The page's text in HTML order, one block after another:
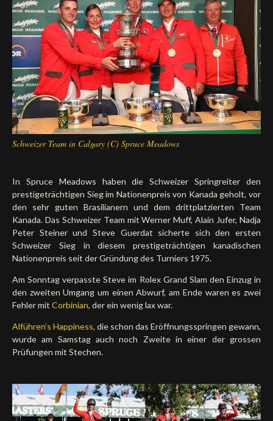
Deutsch
Schweizer Team in Calgary (C) Spruce Meadows
In Spruce Meadows haben die Schweizer Springreiter den
prestigeträchtigen Sieg im Nationenpreis von Kanada geholt, vor
den sehr guten Brasilianern und dem drittplatzierten Team
Kanada. Das Schweizer Team mit Werner Muff, Alain Jufer, Nadja
Peter Steiner und Steve Guerdat sicherte sich den ersten
Schweizer Sieg in diesem prestigeträchtigen kanadischen
Nationenpreis seit der Gründung des Turniers 1975.
Am Sonntag verpasste Steve im Rolex Grand Slam den Einzug in
den zweiten Umgang um einen Abwurf, am Ende waren es zwei
Fehler mit Corbinian, der ein wenig lax war.
Alführen’s Happiness, die schon das Eröffnungsspringen gewann,
wurde am Samstag auch noch Zweite in einer der grossen
Prüfungen mit Stechen.